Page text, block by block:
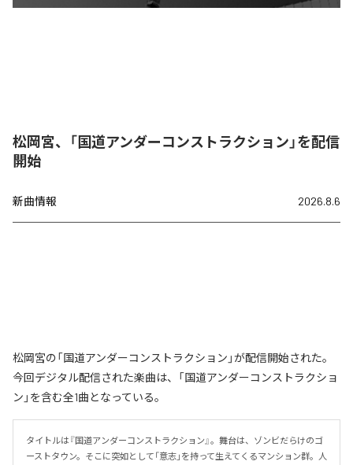
松岡宮、「国道アンダーコンストラクション」を配信
開始
新曲情報 2026.8.6
松岡宮の「国道アンダーコンストラクション」が配信開始された。
今回デジタル配信された楽曲は、「国道アンダーコンストラクショ
ン」を含む全1曲となっている。
タイトルは『国道アンダーコンストラクション』。舞台は、ゾンビだらけのゴ
ーストタウン。そこに突如として「意志」を持って生えてくるマンション群。人